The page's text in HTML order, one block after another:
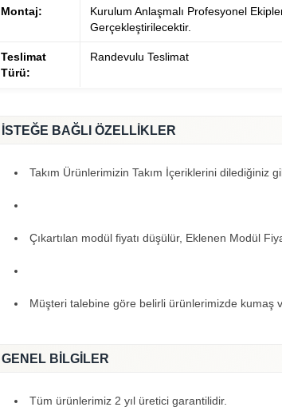
Montaj:
Kurulum Anlaşmalı Profesyonel
Gerçekleştirilecektir.
Teslimat
Türü:
Randevulu Teslimat
İSTEĞE BAĞLI ÖZELLİKLER
Takım Ürünlerimizin Takım İçeriklerini dilediğiniz
Çıkartılan modül fiyatı düşülür, Eklenen Modül
Müşteri talebine göre belirli ürünlerimizde kumaş
GENEL BİLGİLER
Tüm ürünlerimiz 2 yıl üretici garantilidir.